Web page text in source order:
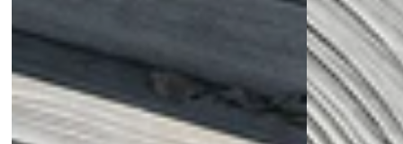
Nezbytně nutné soubory
Marketing
Nezbytně nutné soubory cookie umožňují základní
funkce webových stránek, jako je přihlášení